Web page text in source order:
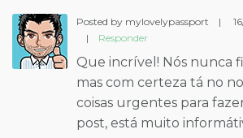
Posted by mylovelypassport |
|
Responder
Que incrível! Nós nunca
mas com certeza tá no
coisas urgentes para
post, está muito